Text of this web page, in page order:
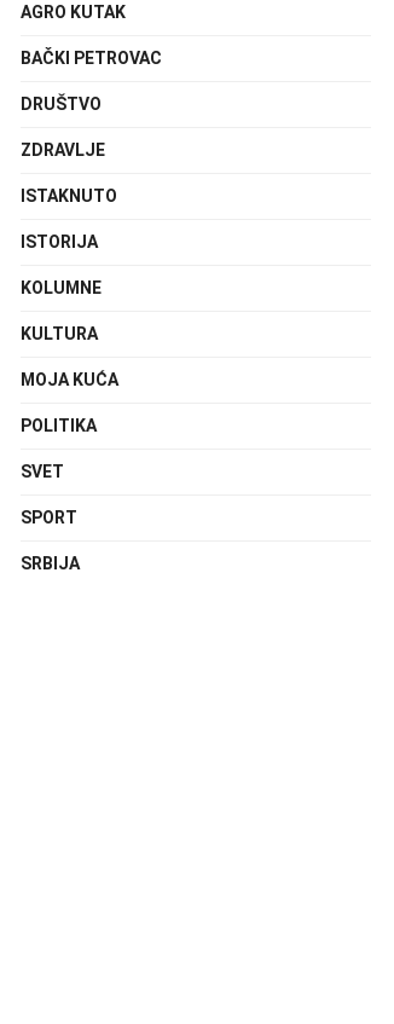
AGRO KUTAK
BAČKI PETROVAC
DRUŠTVO
ZDRAVLJE
ISTAKNUTO
ISTORIJA
KOLUMNE
KULTURA
MOJA KUĆA
POLITIKA
SVET
SPORT
SRBIJA